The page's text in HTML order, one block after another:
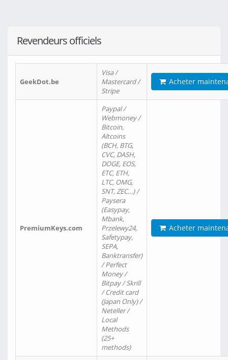
Revendeurs officiels
GeekDot.be
Visa /
Mastercard /
Stripe
Acheter
PremiumKeys.com
Paypal /
Webmoney /
Bitcoin,
Altcoins
(BCH, BTG,
CVC, DASH,
DOGE, EOS,
ETC, ETH,
LTC, OMG,
SNT, ZEC…) /
Paysera
(Easypay,
Mbank,
Przelewy24,
Safetypay,
SEPA,
Banktransfer)
/ Perfect
Money /
Bitpay / Skrill
/ Credit card
(Japan Only) /
Neteller /
Local
Methods
(25+
methods)
Acheter